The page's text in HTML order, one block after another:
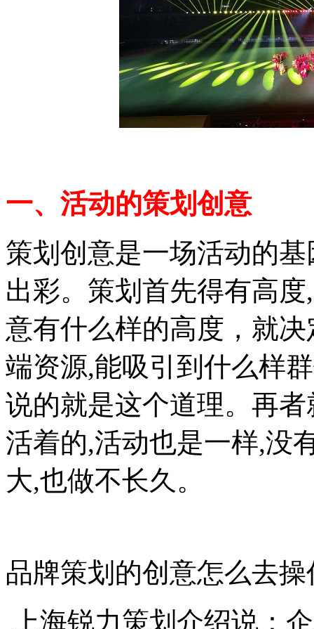
一、活动的策划创意
策划创意是一场活动的
出彩。策划首先得有高
意有什么样的高度，就
端资源,能吸引到什么样
说的就是这个道理。再
活着的,活动也是一样,没
大,也做不长久。
品牌策划的创意怎么去
上海锐力策划介绍说：